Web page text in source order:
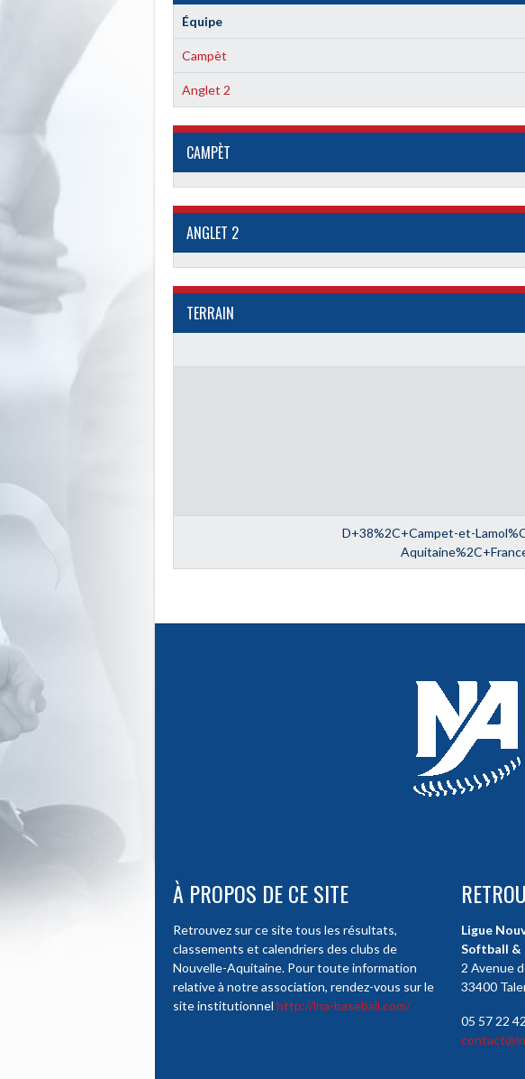
Équipe
Campèt
Anglet 2
CAMPÈT
ANGLET 2
TERRAIN
D+38%2C+Campet-et-
À PROPOS DE CE SITE
Retrouvez sur ce site tous les résultats,
classements et calendriers des clubs de
Nouvelle-Aquitaine. Pour toute information
relative à notre association, rendez-vous sur le
site institutionnel http://lna-baseball.com/
Ligue
Softball &
2 Avenue
33400
05 57 22